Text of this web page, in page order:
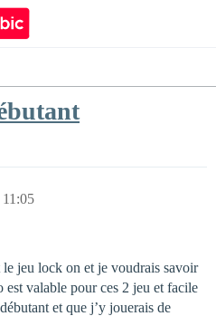
le jeu lock on et je voudrais savoir
valable pour ces 2 jeu et facile
et que j’y jouerais de